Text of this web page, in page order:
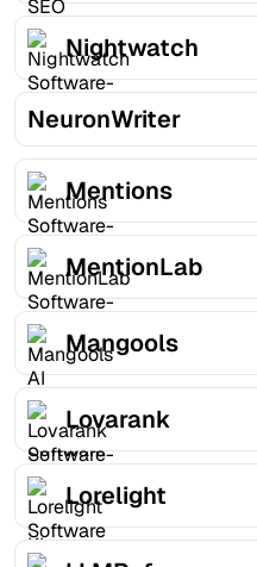
Nightwatch
NeuronWriter
Mentions
MentionLab
Mangools
Lovarank
Lorelight